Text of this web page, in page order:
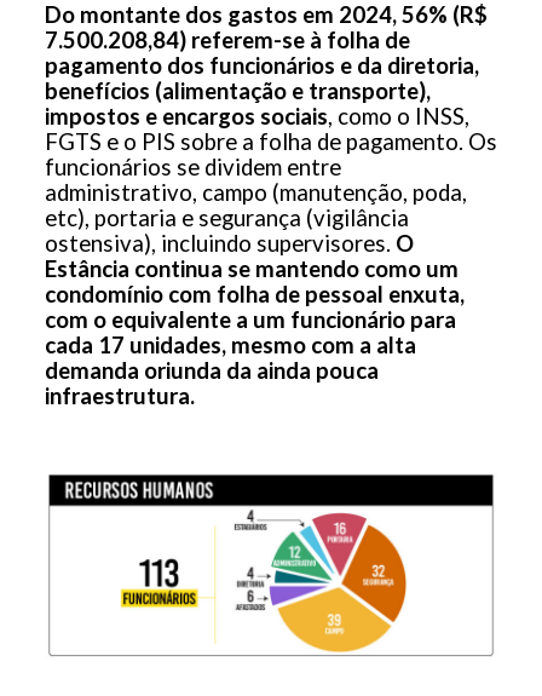
Do montante dos gastos em 2024, 56% (R$
7.500.208,84) referem-se à folha de
pagamento dos funcionários e da diretoria,
benefícios (alimentação e transporte),
impostos e encargos sociais, como o INSS,
FGTS e o PIS sobre a folha de pagamento. Os
funcionários se dividem entre
administrativo, campo (manutenção, poda,
etc), portaria e segurança (vigilância
ostensiva), incluindo supervisores. O
Estância continua se mantendo como um
condomínio com folha de pessoal enxuta,
com o equivalente a um funcionário para
cada 17 unidades, mesmo com a alta
demanda oriunda da ainda pouca
infraestrutura.